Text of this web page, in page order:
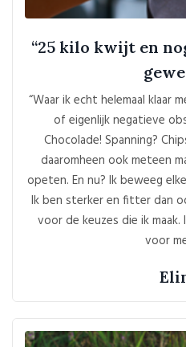
“25 kilo kwijt en
“Waar ik echt helemaal klaar
of eigenlijk negatieve
Chocolade! Spanning?
daaromheen ook meteen
opeten. En nu? Ik beweeg
Ik ben sterker en fitter dan
voor de keuzes die ik
voor